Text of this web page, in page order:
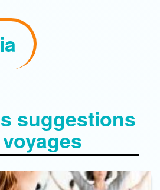
suggestions